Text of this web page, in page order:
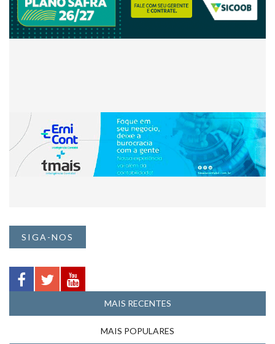
SIGA-NOS
MAIS RECENTES
MAIS POPULARES